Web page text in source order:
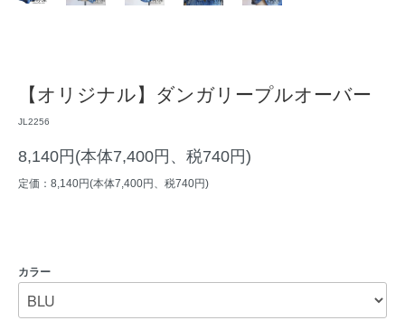
【オリジナル】ダンガリープルオーバー
JL2256
8,140円(本体7,400円、税740円)
定価：8,140円(本体7,400円、税740円)
カラー